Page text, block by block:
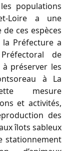
populations
Loire a une
ces espèces
la Préfecture a
de
préserver les
à La
mesure
et activités,
des
îlots sableux
stationnement